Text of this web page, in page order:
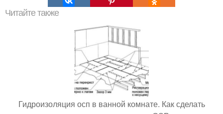
Читайте также
Гидроизоляция осп в ванной комнате. Как сделать